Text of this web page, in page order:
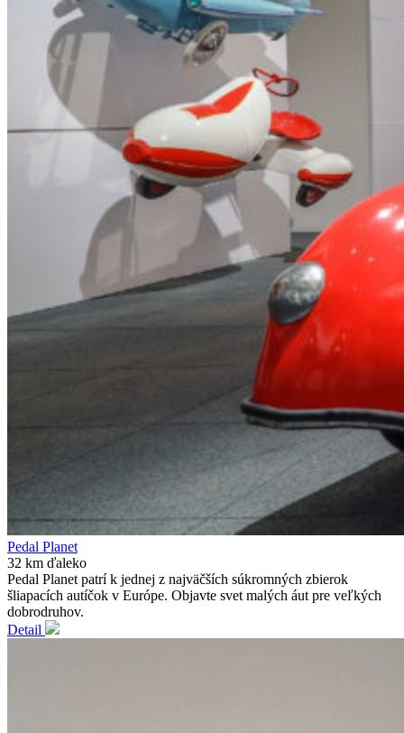
Pedal Planet
32 km ďaleko
Pedal Planet patrí k jednej z najväčších súkromných zbierok
šliapacích autíčok v Európe. Objavte svet malých áut pre veľkých
dobrodruhov.
Detail